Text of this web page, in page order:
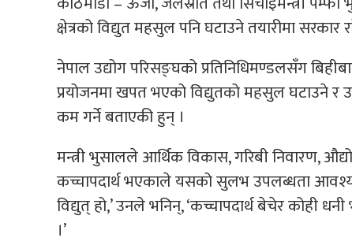
क्षेत्रको विद्युत महसुल पनि घटाउने तयारीमा सरकार
नेपाल उद्योग परिसङ्घको प्रतिनिधिमण्डलसँग
प्रयोजनमा खपत भएको विद्युतको महसुल घटाउने र
कम गर्ने बताएकी हुन् ।
मन्त्री भुसालले आर्थिक विकास, गरिबी निवारण,
कच्चापदार्थ भएकाले यसको सुलभ उपलब्धता
विद्युत् हो,’ उनले भनिन्, ‘कच्चापदार्थ बेचेर कोही
।’